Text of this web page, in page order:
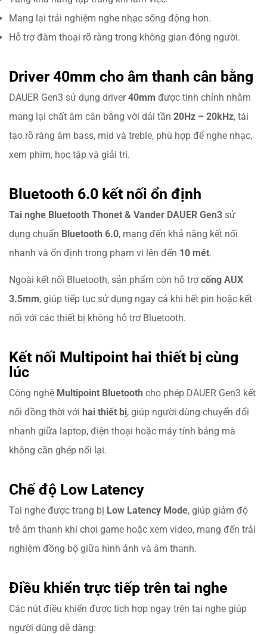
Mang lại trải nghiệm nghe nhạc sống động hơn.
Hỗ trợ đàm thoại rõ ràng trong không gian đông người.
Driver 40mm cho âm thanh cân bằng
DAUER Gen3 sử dụng driver40mm được tinh chỉnh nhằm
mang lại chất âm cân bằng với dải tần 20Hz – 20kHz, tái
tạo rõ ràng âm bass, mid và treble, phù hợp để nghe nhạc,
xem phim, học tập và giải trí.
Bluetooth 6.0 kết nối ổn định
Tai nghe Bluetooth Thonet & Vander DAUER Gen3 sử
dụng chuẩn Bluetooth 6.0, mang đến khả năng kết nối
nhanh và ổn định trong phạm vi lên đến 10 mét.
Ngoài kết nối Bluetooth, sản phẩm còn hỗ trợcổng AUX
3.5mm, giúp tiếp tục sử dụng ngay cả khi hết pin hoặc kết
nối với các thiết bị không hỗ trợ Bluetooth.
Kết nối Multipoint hai thiết bị cùng
lúc
Công nghệ Multipoint Bluetooth cho phép DAUER Gen3 kết
nối đồng thời với hai thiết bị, giúp người dùng chuyển đổi
nhanh giữa laptop, điện thoại hoặc máy tính bảng mà
không cần ghép nối lại.
Chế độ Low Latency
Tai nghe được trang bị Low Latency Mode, giúp giảm độ
trễ âm thanh khi chơi game hoặc xem video, mang đến trải
nghiệm đồng bộ giữa hình ảnh và âm thanh.
Điều khiển trực tiếp trên tai nghe
Các nút điều khiển được tích hợp ngay trên tai nghe giúp
người dùng dễ dàng: